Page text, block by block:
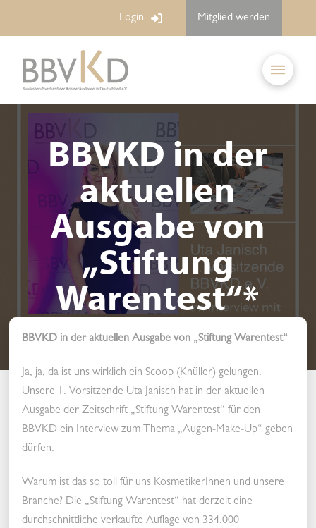
Login Mitglied werden
BBVKD in der
aktuellen
Ausgabe von
„Stiftung
Warentest“*
BBVKD in der aktuellen Ausgabe von „Stiftung Warentest“
Ja, ja, da ist uns wirklich ein Scoop (Knüller) gelungen.
Unsere 1. Vorsitzende Uta Janisch hat in der aktuellen
Ausgabe der Zeitschrift „Stiftung Warentest“ für den
BBVKD ein Interview zum Thema „Augen-Make-Up“ geben
dürfen.
Warum ist das so toll für uns KosmetikerInnen und unsere
Branche? Die „Stiftung Warentest“ hat derzeit eine
durchschnittliche verkaufte Auflage von 334.000